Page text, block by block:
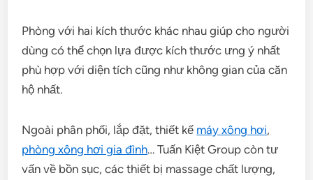
Phòng với hai kích thước khác nhau giúp cho người
dùng có thể chọn lựa được kích thước ưng ý nhất
phù hợp với diện tích cũng như không gian của căn
hộ nhất.
Ngoài phân phối, lắp đặt, thiết kế máy xông hơi,
phòng xông hơi gia đình… Tuấn Kiệt Group còn tư
vấn về bồn sục, các thiết bị massage chất lượng,